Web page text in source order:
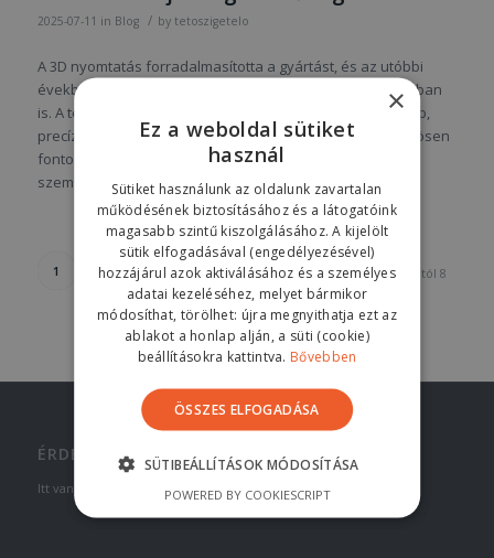
2025-07-11 in Blog / by tetoszigetelo
A 3D nyomtatás forradalmasította a gyártást, és az utóbbi
években egyre jelentősebb szerepet tölt be az építőiparban
is. A technológia lehetővé teszi az építőanyagok gyorsabb,
precízebb és költséghatékonyabb előállítását, ami különösen
fontos a modern városfejlesztési és fenntarthatósági
szempontok figyelembevételével.
Oldal 1 tól 8
1 2 3 › »
ÉRDEKES LINKEK
Itt van néhány érdekes link. Élvezze a böngészést :)
×
Ez a weboldal sütiket
használ
Sütiket használunk az oldalunk zavartalan
működésének biztosításához és a látogatóink
magasabb szintű kiszolgálásához. A kijelölt
sütik elfogadásával (engedélyezésével)
hozzájárul azok aktiválásához és a személyes
adatai kezeléséhez, melyet bármikor
módosíthat, törölhet: újra megnyithatja ezt az
ablakot a honlap alján, a süti (cookie)
beállításokra kattintva. Bővebben
ÖSSZES ELFOGADÁSA
SÜTIBEÁLLÍTÁSOK MÓDOSÍTÁSA
POWERED BY COOKIESCRIPT